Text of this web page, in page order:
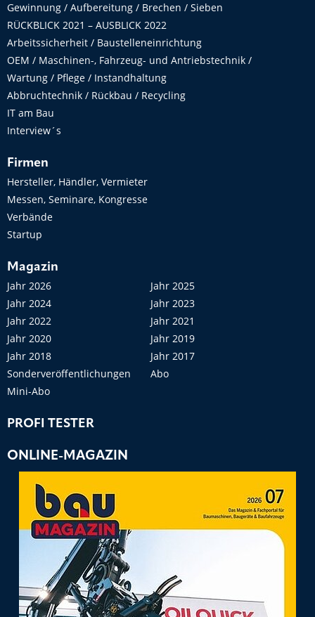
Gewinnung / Aufbereitung / Brechen / Sieben
RÜCKBLICK 2021 – AUSBLICK 2022
Arbeitssicherheit / Baustelleneinrichtung
OEM / Maschinen-, Fahrzeug- und Antriebstechnik /
Wartung / Pflege / Instandhaltung
Abbruchtechnik / Rückbau / Recycling
IT am Bau
Interview´s
Firmen
Hersteller, Händler, Vermieter
Messen, Seminare, Kongresse
Verbände
Startup
Magazin
Jahr 2026
Jahr 2025
Jahr 2024
Jahr 2023
Jahr 2022
Jahr 2021
Jahr 2020
Jahr 2019
Jahr 2018
Jahr 2017
Sonderveröffentlichungen
Abo
Mini-Abo
PROFI TESTER
ONLINE-MAGAZIN